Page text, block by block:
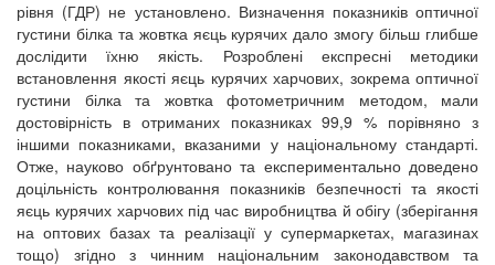
рівня (ГДР) не установлено. Визначення показників оптичної
густини білка та жовтка яєць курячих дало змогу більш глибше
дослідити їхню якість. Розроблені експресні методики
встановлення якості яєць курячих харчових, зокрема оптичної
густини білка та жовтка фотометричним методом, мали
достовірність в отриманих показниках 99,9 % порівняно з
іншими показниками, вказаними у національному стандарті.
Отже, науково обґрунтовано та експериментально доведено
доцільність контролювання показників безпечності та якості
яєць курячих харчових під час виробництва й обігу (зберігання
на оптових базах та реалізації у супермаркетах, магазинах
тощо) згідно з чинним національним законодавством та